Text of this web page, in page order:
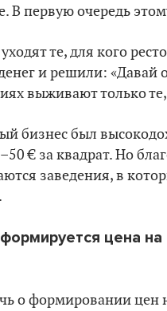
В первую очередь
те, для кого
и решили: «Давай
выживают только те,
бизнес был
–50 € за квадрат. Но
заведения, в
цена
о формировании цен